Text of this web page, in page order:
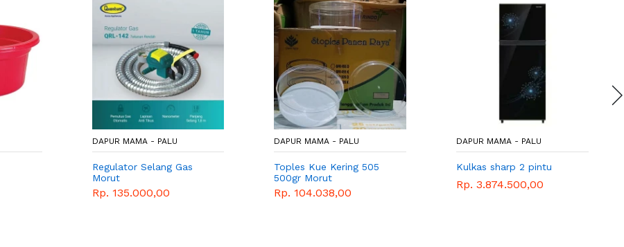
DAPUR MAMA - PALU
Regulator Selang Gas
Morut
Rp. 135.000,00
DAPUR MAMA - PALU
Toples Kue Kering 505
500gr Morut
Rp. 104.038,00
DAPUR MAMA - PALU
Kulkas sharp 2 pintu
Rp. 3.874.500,00